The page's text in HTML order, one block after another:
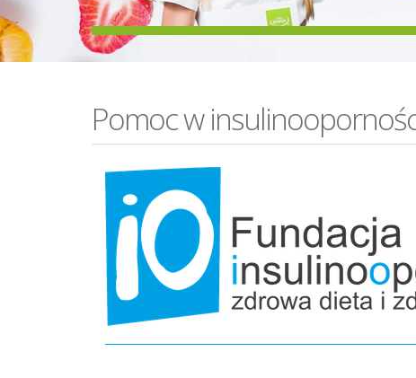
Pomoc w